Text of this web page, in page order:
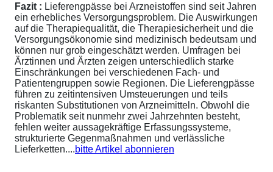
Fazit : Lieferengpässe bei Arzneistoffen sind seit Jahren
ein erhebliches Versorgungsproblem. Die Auswirkungen
auf die Therapiequalität, die Therapiesicherheit und die
Versorgungsökonomie sind medizinisch bedeutsam und
können nur grob eingeschätzt werden. Umfragen bei
Ärztinnen und Ärzten zeigen unterschiedlich starke
Einschränkungen bei verschiedenen Fach- und
Patientengruppen sowie Regionen. Die Lieferengpässe
führen zu zeitintensiven Umsteuerungen und teils
riskanten Substitutionen von Arzneimitteln. Obwohl die
Problematik seit nunmehr zwei Jahrzehnten besteht,
fehlen weiter aussagekräftige Erfassungssysteme,
strukturierte Gegenmaßnahmen und verlässliche
Lieferketten....bitte Artikel abonnieren